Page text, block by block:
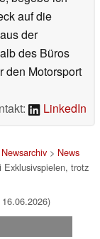
auf die
der
des Büros
den Motorsport
LinkedIn
Newsarchiv> News
trotz